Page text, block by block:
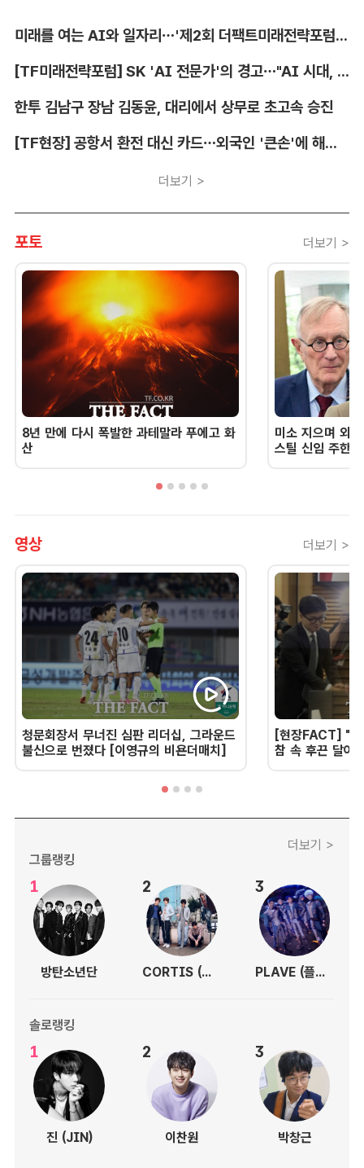
미래를 여는 AI와 일자리…'제2회 더팩트미래전략포럼' 참가 신청
[TF미래전략포럼] SK 'AI 전문가'의 경고…"AI 시대, 인재 격차 더 커진다"
한투 김남구 장남 김동윤, 대리에서 상무로 초고속 승진
[TF현장] 공항서 환전 대신 카드…외국인 '큰손'에 해외카드 매입 시장 쑥
더보기 >
포토 더보기 >
8년 만에 다시 폭발한 과테말라 푸에고 화
산
미소 지으며 외
스틸 신임 주한
영상 더보기 >
청문회장서 무너진 심판 리더십, 그라운드
불신으로 번졌다 [이영규의 비욘더매치]
[현장FACT] "한
참 속 후끈 달아
더보기 >
그룹랭킹
1
방탄소년단
2
CORTIS (코르티스)
3
PLAVE (플레이브)
솔로랭킹
1
진 (JIN)
2
이찬원
3
박창근